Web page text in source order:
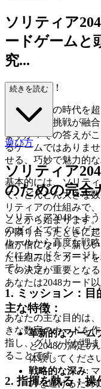
ソリティア
ードゲームと
究...
極のゲーム！
ソリティアの時代を
字パズルの挑戦が融
ますか？その答えが
るゲームではありま
せる、巧妙で魅力的
基本的には、ソリテ
て、どんどん大きな
リティアの仕組みで
ことから始まります
が隣り合ったときに
値が倍になり、新し
た仕組みは、カード
ての決定が重要とな
あなたは2048カード
主な特徴：
革新的なゲーム
と2048の満足
体験してくださ
戦略的な深み:
のを避けるため
続きを読む
遊び方
ソリティア
のための完全
ソリティア2048へよ
のガイドですぐにゲ
ルールから高度な戦
ぐにカードをマージ
でしょう。
1. ミッション：目
あなたの主な目的は
きな数字のカードを
指し、グリッドが埋
ることです。
2. 指揮を執る：操